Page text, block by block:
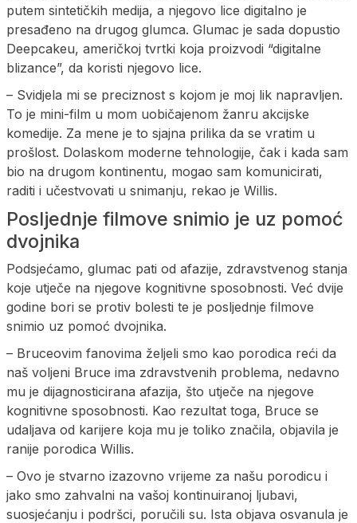
putem sintetičkih medija, a njegovo lice digitalno je
presađeno na drugog glumca. Glumac je sada dopustio
Deepcakeu, američkoj tvrtki koja proizvodi “digitalne
blizance”, da koristi njegovo lice.
– Svidjela mi se preciznost s kojom je moj lik napravljen.
To je mini-film u mom uobičajenom žanru akcijske
komedije. Za mene je to sjajna prilika da se vratim u
prošlost. Dolaskom moderne tehnologije, čak i kada sam
bio na drugom kontinentu, mogao sam komunicirati,
raditi i učestvovati u snimanju, rekao je Willis.
Posljednje filmove snimio je uz pomoć
dvojnika
Podsjećamo, glumac pati od afazije, zdravstvenog stanja
koje utječe na njegove kognitivne sposobnosti. Već dvije
godine bori se protiv bolesti te je posljednje filmove
snimio uz pomoć dvojnika.
– Bruceovim fanovima željeli smo kao porodica reći da
naš voljeni Bruce ima zdravstvenih problema, nedavno
mu je dijagnosticirana afazija, što utječe na njegove
kognitivne sposobnosti. Kao rezultat toga, Bruce se
udaljava od karijere koja mu je toliko značila, objavila je
ranije porodica Willis.
– Ovo je stvarno izazovno vrijeme za našu porodicu i
jako smo zahvalni na vašoj kontinuiranoj ljubavi,
suosjećanju i podršci, poručili su. Ista objava osvanula je